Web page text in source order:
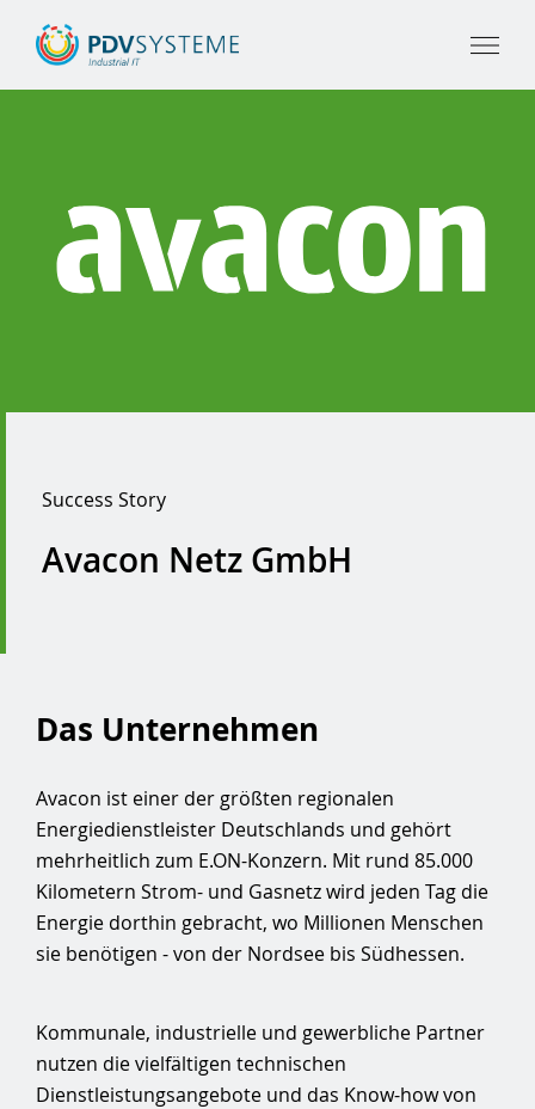
Success Story
Avacon Netz GmbH
Das Unternehmen
Avacon ist einer der größten regionalen
Energiedienstleister Deutschlands und gehört
mehrheitlich zum E.ON-Konzern. Mit rund 85.000
Kilometern Strom- und Gasnetz wird jeden Tag die
Energie dorthin gebracht, wo Millionen Menschen
sie benötigen - von der Nordsee bis Südhessen.
Kommunale, industrielle und gewerbliche Partner
nutzen die vielfältigen technischen
Dienstleistungsangebote und das Know-how von